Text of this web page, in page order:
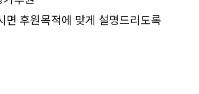
후원목적에 맞게 설명드리도록